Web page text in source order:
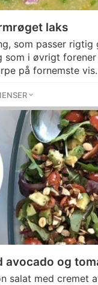
laks
som passer rigtig
som i øvrigt
på fornemste vis.
avocado og
salat med cremet